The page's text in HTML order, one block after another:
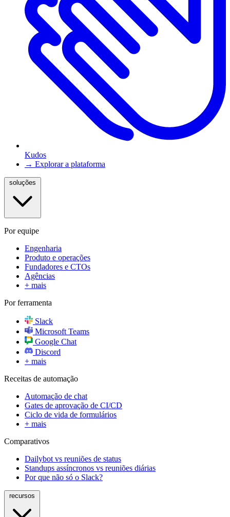
Kudos
→ Explorar a plataforma
Por equipe
Engenharia
Produto e operações
Fundadores e CTOs
Agências
+ mais
Por ferramenta
Slack
Microsoft Teams
Google Chat
Discord
+ mais
Receitas de automação
Automação de chat
Gates de aprovação de CI/CD
Ciclo de vida de formulários
+ mais
Comparativos
Dailybot vs reuniões de status
Standups assíncronos vs reuniões diárias
Por que não só o Slack?